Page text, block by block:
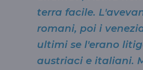
terra facile.
romani, poi i
ultimi se l'erano
austriaci e italiani.